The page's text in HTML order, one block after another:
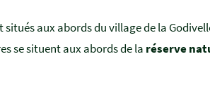
situés aux abords du village de la
se situent aux abords de la réserve